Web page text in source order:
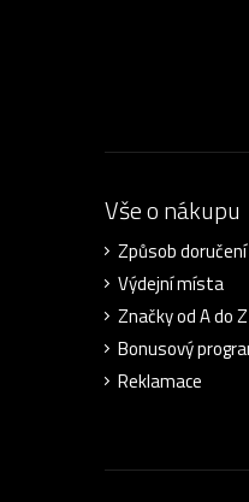
Vše o nákupu
Způsob
Výdejní místa
Značky od A do Z
Bonusový
Reklamace